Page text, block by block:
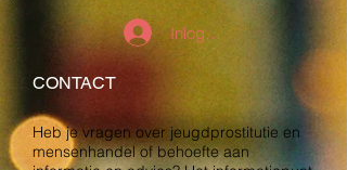
Inloggen
CONTACT
Heb je vragen over jeugdprostitutie en
mensenhandel of behoefte aan